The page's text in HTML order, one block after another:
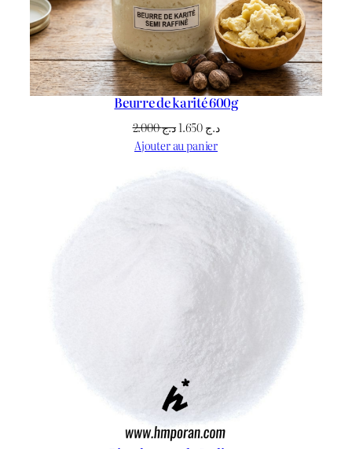
Beurre de karité 600g
د.ج2.000
Le
prix
était :
د.جLe
est :
Ajouter au panier